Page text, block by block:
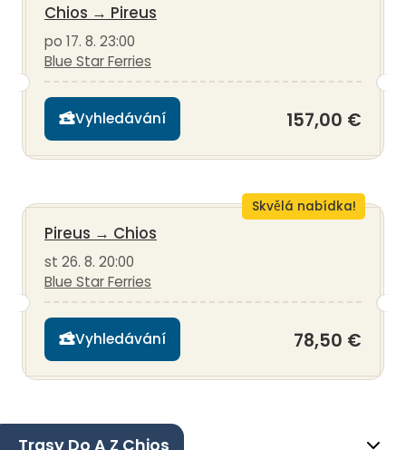
Chios → Pireus
po 17. 8. 23:00
Blue Star Ferries
Vyhledávání 157,00 €
Skvělá nabídka!
Pireus → Chios
st 26. 8. 20:00
Blue Star Ferries
Vyhledávání 78,50 €
Trasy Do A Z Chios